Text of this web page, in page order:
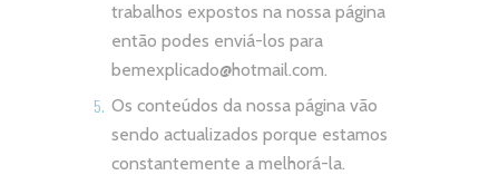
trabalhos expostos na nossa página
então podes enviá-los para
bemexplicado@hotmail.com.
Os conteúdos da nossa página vão
sendo actualizados porque estamos
constantemente a melhorá-la.